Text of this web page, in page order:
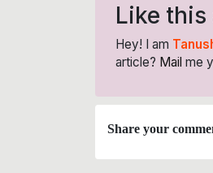
Like this
Hey! I am
article? Mail me
Share your